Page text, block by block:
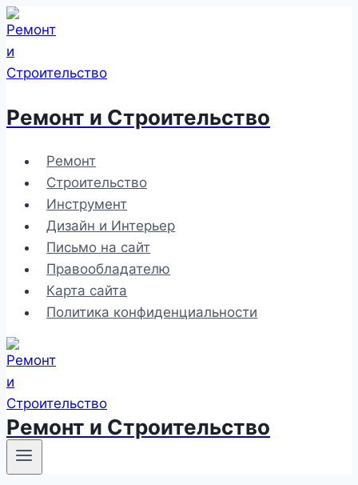
Перейти
к
содержимому
Ремонт и Строительство
Ремонт
Строительство
Инструмент
Дизайн и Интерьер
Письмо на сайт
Правообладателю
Карта сайта
Политика конфиденциальности
Ремонт и Строительство